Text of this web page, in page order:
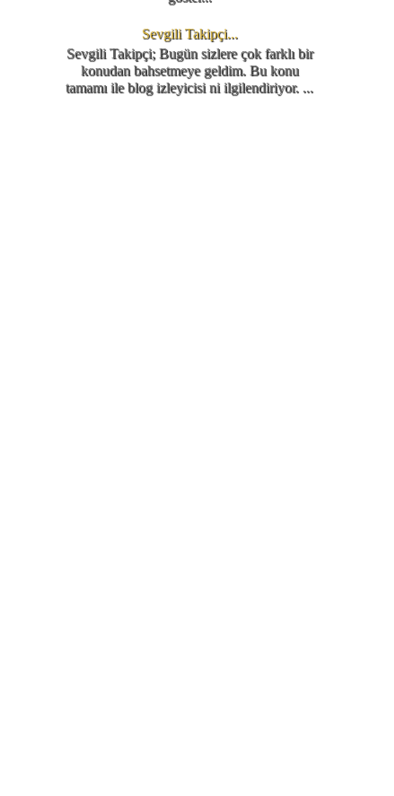
Sevgili Takipçi...
Sevgili Takipçi; Bugün sizlere çok farklı bir
konudan bahsetmeye geldim. Bu konu
tamamı ile blog izleyicisi ni ilgilendiriyor. ...